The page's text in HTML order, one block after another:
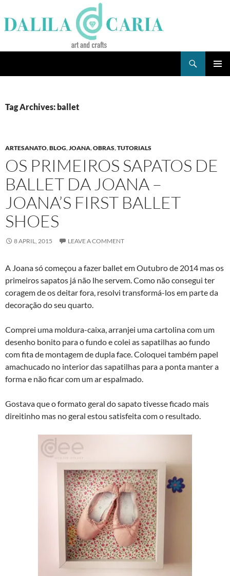
to
content
Tag Archives: ballet
ARTESANATO,BLOG,JOANA,OBRAS,TUTORIALS
OS PRIMEIROS SAPATOS DE
BALLET DA JOANA –
JOANA’S FIRST BALLET
SHOES
8 APRIL, 2015 LEAVE A COMMENT
A Joana só começou a fazer ballet em Outubro de 2014 mas os
primeiros sapatos já não lhe servem. Como não consegui ter
coragem de os deitar fora, resolvi transformá-los em parte da
decoração do seu quarto.
Comprei uma moldura-caixa, arranjei uma cartolina com um
desenho bonito para o fundo e colei as sapatilhas ao fundo
com fita de montagem de dupla face. Coloquei também papel
amachucado no interior das sapatilhas para a ponta manter a
forma e não ficar com um ar espalmado.
Gostava que o formato geral do sapato tivesse ficado mais
direitinho mas no geral estou satisfeita com o resultado.